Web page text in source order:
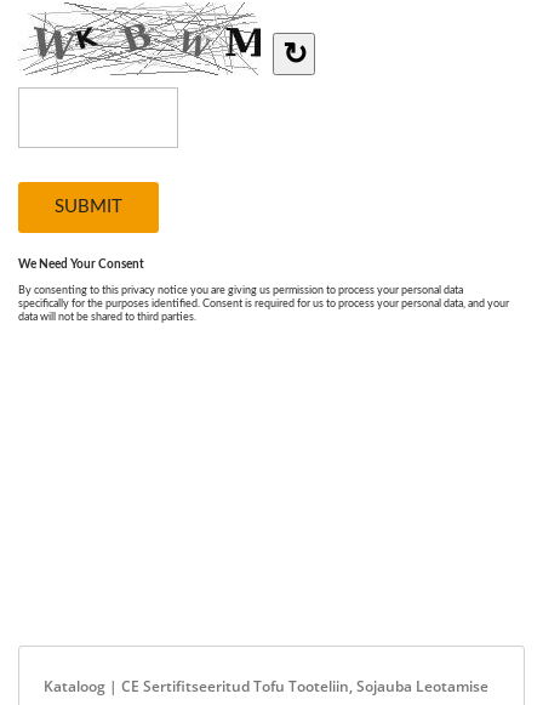
Kataloog | CE Sertifitseeritud Tofu Tooteliin, Sojauba Leotamise